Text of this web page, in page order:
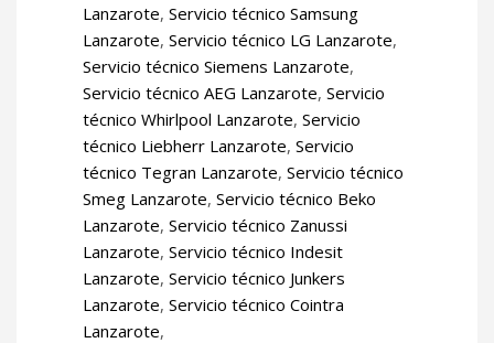
Lanzarote, Servicio técnico Samsung
Lanzarote, Servicio técnico LG Lanzarote,
Servicio técnico Siemens Lanzarote,
Servicio técnico AEG Lanzarote, Servicio
técnico Whirlpool Lanzarote, Servicio
técnico Liebherr Lanzarote, Servicio
técnico Tegran Lanzarote, Servicio técnico
Smeg Lanzarote, Servicio técnico Beko
Lanzarote, Servicio técnico Zanussi
Lanzarote, Servicio técnico Indesit
Lanzarote, Servicio técnico Junkers
Lanzarote, Servicio técnico Cointra
Lanzarote,